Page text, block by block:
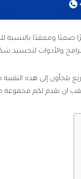
ومعقدًا بالنسبة
والأدوات لتجسيد
ان نقدم لكم مجموعة